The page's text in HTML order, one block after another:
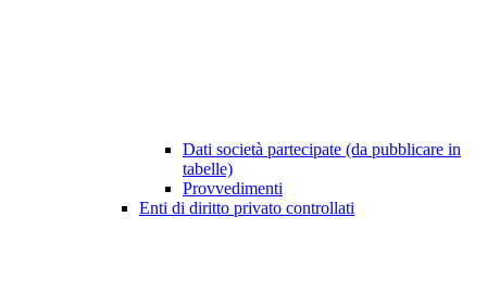
Dati società partecipate (da pubblicare in
tabelle)
Provvedimenti
Enti di diritto privato controllati